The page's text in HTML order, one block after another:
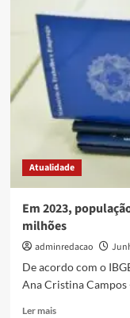
Atualidade
Em 2023,
milhões
adminredacao
De acordo com o
Ana Cristina Campos
Ler mais